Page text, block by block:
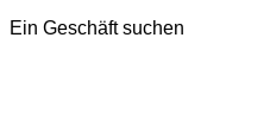
Ein Geschäft suchen